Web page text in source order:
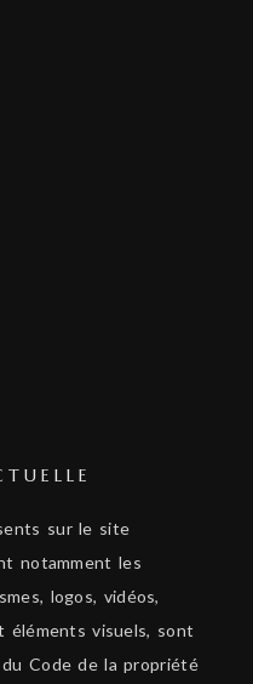
sur le site
notamment les
logos, vidéos,
éléments visuels, sont
Code de la propriété